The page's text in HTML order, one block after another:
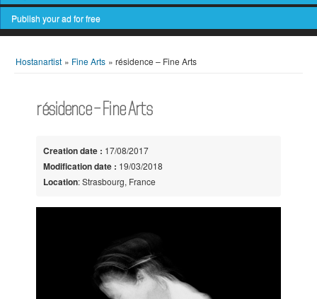
Publish your ad for free
Hostanartist » Fine Arts » résidence – Fine Arts
résidence – Fine Arts
Creation date : 17/08/2017
Modification date : 19/03/2018
Location: Strasbourg, France